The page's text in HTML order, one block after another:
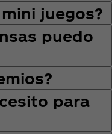
juegos?
puedo
para